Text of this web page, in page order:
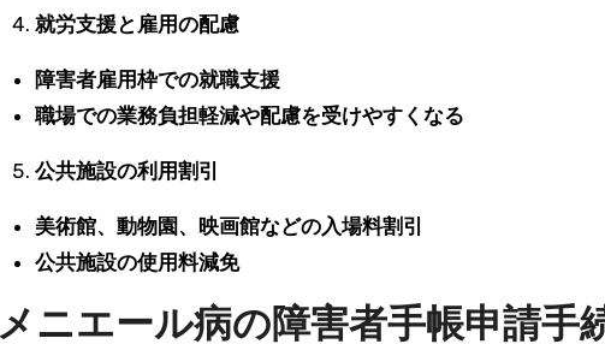
就労支援と雇用の配慮
障害者雇用枠での就職支援
職場での業務負担軽減や配慮を受けやすくなる
公共施設の利用割引
美術館、動物園、映画館などの入場料割引
公共施設の使用料減免
メニエール病の障害者手帳申請手